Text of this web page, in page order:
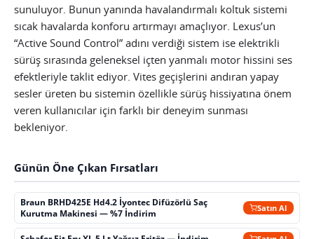
sunuluyor. Bunun yanında havalandırmalı koltuk sistemi
sıcak havalarda konforu artırmayı amaçlıyor. Lexus’un
“Active Sound Control” adını verdiği sistem ise elektrikli
sürüş sırasında geleneksel içten yanmalı motor hissini ses
efektleriyle taklit ediyor. Vites geçişlerini andıran yapay
sesler üreten bu sistemin özellikle sürüş hissiyatına önem
veren kullanıcılar için farklı bir deneyim sunması
bekleniyor.
Günün Öne Çıkan Fırsatları
Braun BRHD425E Hd4.2 İyontec Difüzörlü Saç
Kurutma Makinesi — %7 İndirim
Satın Al